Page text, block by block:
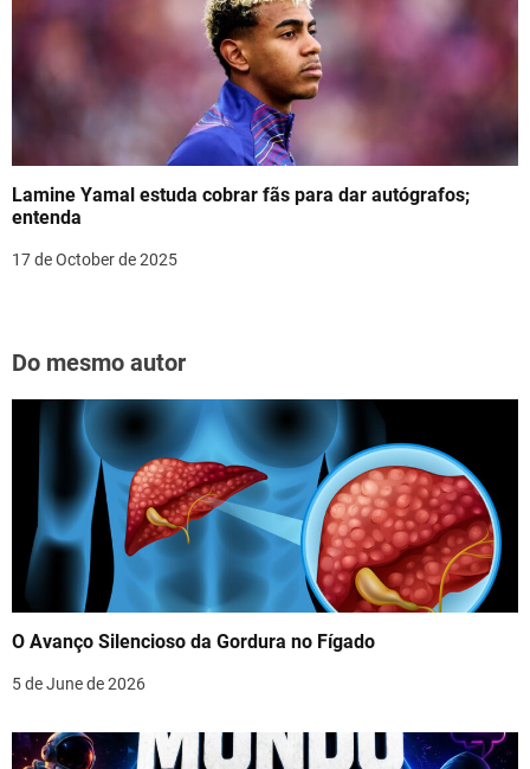
Lamine Yamal estuda cobrar fãs para dar autógrafos;
entenda
17 de October de 2025
Do mesmo autor
O Avanço Silencioso da Gordura no Fígado
5 de June de 2026